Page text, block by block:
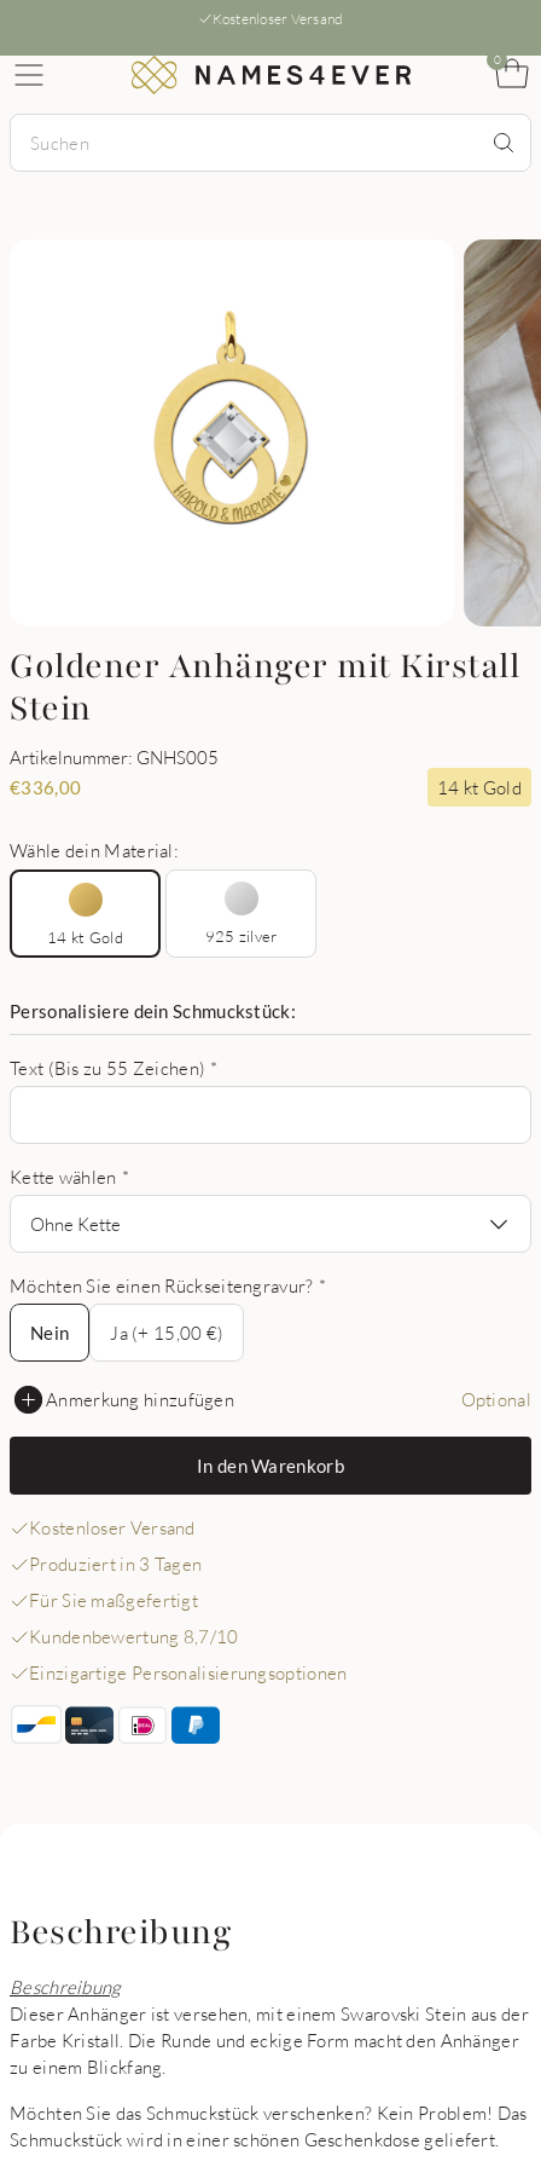
Kostenloser Versand
0
Goldener Anhänger mit Kirstall
Stein
Artikelnummer: GNHS005
€336,00 14 kt Gold
Wähle dein Material:
14 kt Gold 925 zilver
Personalisiere dein Schmuckstück:
Text (Bis zu 55 Zeichen) *
Kette wählen *
Ohne Kette
Möchten Sie einen Rückseitengravur? *
Nein
Nein
Ja (+ 15,00 €)
Anmerkung hinzufügen Optional
In den Warenkorb
Kostenloser Versand
Produziert in 3 Tagen
Für Sie maßgefertigt
Kundenbewertung 8,7/10
Einzigartige Personalisierungsoptionen
Beschreibung
Beschreibung
Dieser Anhänger ist versehen, mit einem Swarovski Stein aus der
Farbe Kristall. Die Runde und eckige Form macht den Anhänger
zu einem Blickfang.
Möchten Sie das Schmuckstück verschenken? Kein Problem! Das
Schmuckstück wird in einer schönen Geschenkdose geliefert.